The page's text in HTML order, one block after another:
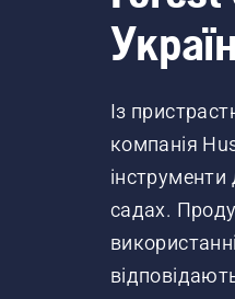
Із
компанія
інструменти
садах.